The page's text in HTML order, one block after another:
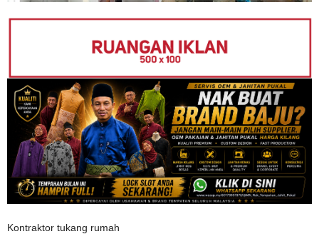
Kontraktor tukang rumah